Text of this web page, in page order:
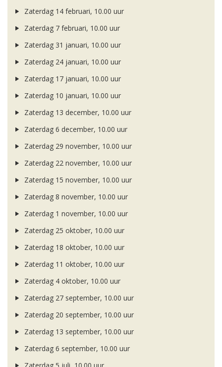
Zaterdag 14 februari, 10.00 uur
Zaterdag 7 februari, 10.00 uur
Zaterdag 31 januari, 10.00 uur
Zaterdag 24 januari, 10.00 uur
Zaterdag 17 januari, 10.00 uur
Zaterdag 10 januari, 10.00 uur
Zaterdag 13 december, 10.00 uur
Zaterdag 6 december, 10.00 uur
Zaterdag 29 november, 10.00 uur
Zaterdag 22 november, 10.00 uur
Zaterdag 15 november, 10.00 uur
Zaterdag 8 november, 10.00 uur
Zaterdag 1 november, 10.00 uur
Zaterdag 25 oktober, 10.00 uur
Zaterdag 18 oktober, 10.00 uur
Zaterdag 11 oktober, 10.00 uur
Zaterdag 4 oktober, 10.00 uur
Zaterdag 27 september, 10.00 uur
Zaterdag 20 september, 10.00 uur
Zaterdag 13 september, 10.00 uur
Zaterdag 6 september, 10.00 uur